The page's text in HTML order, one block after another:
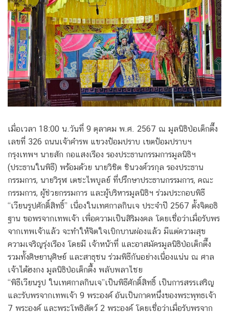
เมื่อเวลา 18:00 น.วันที่ 9 ตุลาคม พ.ศ. 2567 ณ มูลนิธิป่อเต็กตึ๊ง
เลขที่ 326 ถนนเจ้าคำรพ แขวงป้อมปราบ เขตป้อมปราบฯ
กรุงเทพฯ นายสัก กอแสงเรือง รองประธานกรรมการมูลนิธิฯ
(ประธานในพิธี) พร้อมด้วย นายวิชิต ชินวงศ์วรกุล รองประธาน
กรรมการ, นายวิรุฬ เตชะไพบูลย์ ที่ปรึกษาประธานกรรมการ, คณะ
กรรมการ, ผู้ช่วยกรรมการ และผู้บริหารมูลนิธิฯ ร่วมประกอบพิธี
“เวียนรูปศักดิ์สิทธิ์” เนื่องในเทศกาลกินเจ ประจำปี 2567 ตั้งจิตอธิ
ฐาน ขอพรจากเทพเจ้า เพื่อความเป็นสิริมงคล โดยเชื่อว่าเมื่อรับพร
จากเทพเจ้าแล้ว จะทำให้จิตใจเบิกบานผ่องแล้ว มีแต่ความสุข
ความเจริญรุ่งเรือง โดยมี เจ้าหน้าที่ และอาสมัครมูลนิธิป่อเต็กตึ๊ง
รวมทั้งศิษยานุศิษย์ และสาธุชน ร่วมพิธีกันอย่างเนื่องแน่น ณ ศาล
เจ้าไต้ฮงกง มูลนิธิป่อเต็กตึ้ง พลับพลาไชย
“พิธีเวียนรูป ในเทศกาลกินเจ”เป็นพิธีศักดิ์สิทธิ์ เป็นการสรรเสริญ
และรับพรจากเทพเจ้า 9 พระองค์ อันเป็นกาคหนึ่งของพระพุทธเจ้า
7 พระองค์ และพระโพธิสัตว์ 2 พระองค์ โดยเชื่อว่าเมื่อรับพรจาก